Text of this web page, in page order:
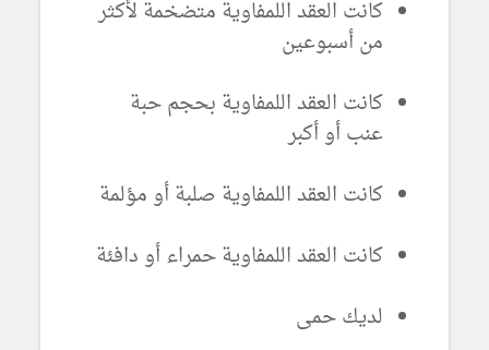
كانت العقد اللمفاوية متضخمة لأكثر
من أسبوعين
كانت العقد اللمفاوية بحجم حبة
عنب أو أكبر
كانت العقد اللمفاوية صلبة أو مؤلمة
كانت العقد اللمفاوية حمراء أو دافئة
لديك حمى